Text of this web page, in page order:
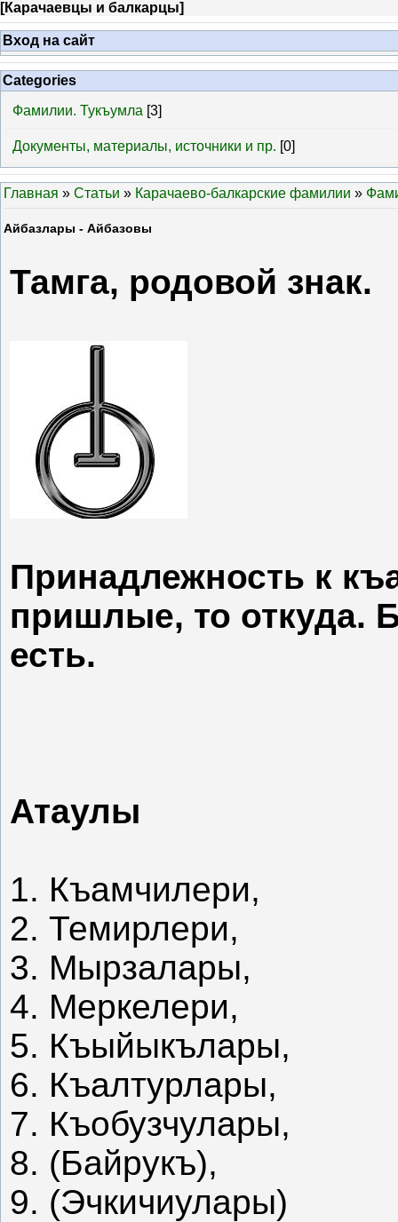
[Карачаевцы и балкарцы]
Вход на сайт
Categories
Фамилии. Тукъумла [3]
Документы, материалы, источники и пр. [0]
Главная » Статьи » Карачаево-балкарские фамилии »
Айбазлары - Айбазовы
Тамга, родовой знак.
Принадлежность к
пришлые, то откуда.
есть.
Атаулы
1. Къамчилери,
2. Темирлери,
3. Мырзалары,
4. Меркелери,
5. Къыйыкълары,
6. Къалтурлары,
7. Къобузчулары,
8. (Байрукъ),
9. (Эчкичиулары)